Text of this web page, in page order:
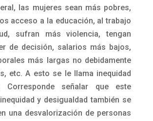
las mujeres sean más pobres,
acceso a la educación, al trabajo
sufran más violencia, tengan
de decisión, salarios más bajos,
más largas no debidamente
etc. A esto se le llama inequidad
Corresponde señalar que este
y desigualdad también se
una desvalorización de personas